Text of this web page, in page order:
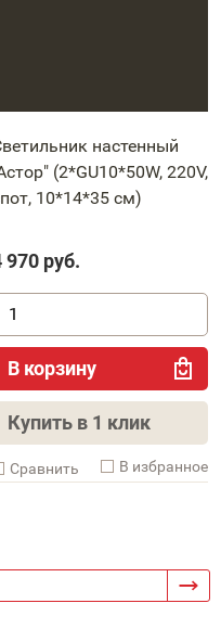
настенный
(2*GU10*50W, 220V,
10*14*35 cм)
970 руб.
В корзину
Купить в 1 клик
Cравнить В избранное